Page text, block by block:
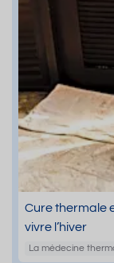
Cure thermale
vivre l’hiver
La médecine